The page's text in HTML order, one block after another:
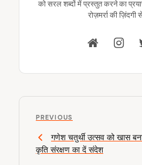
को सरल शब्दों में प्रस्तुत करने का
रोज़मर्रा की
P
P
v
PREVIOUS
गणेश चतुर्थी उत्सव को खास
कृति संरक्षण का दें संदेश